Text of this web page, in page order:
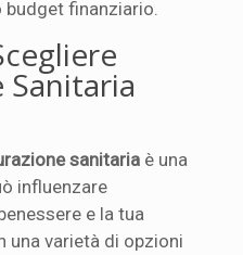
finanziario.
Sanitaria
sanitaria è una
influenzare
e la tua
una varietà di opzioni